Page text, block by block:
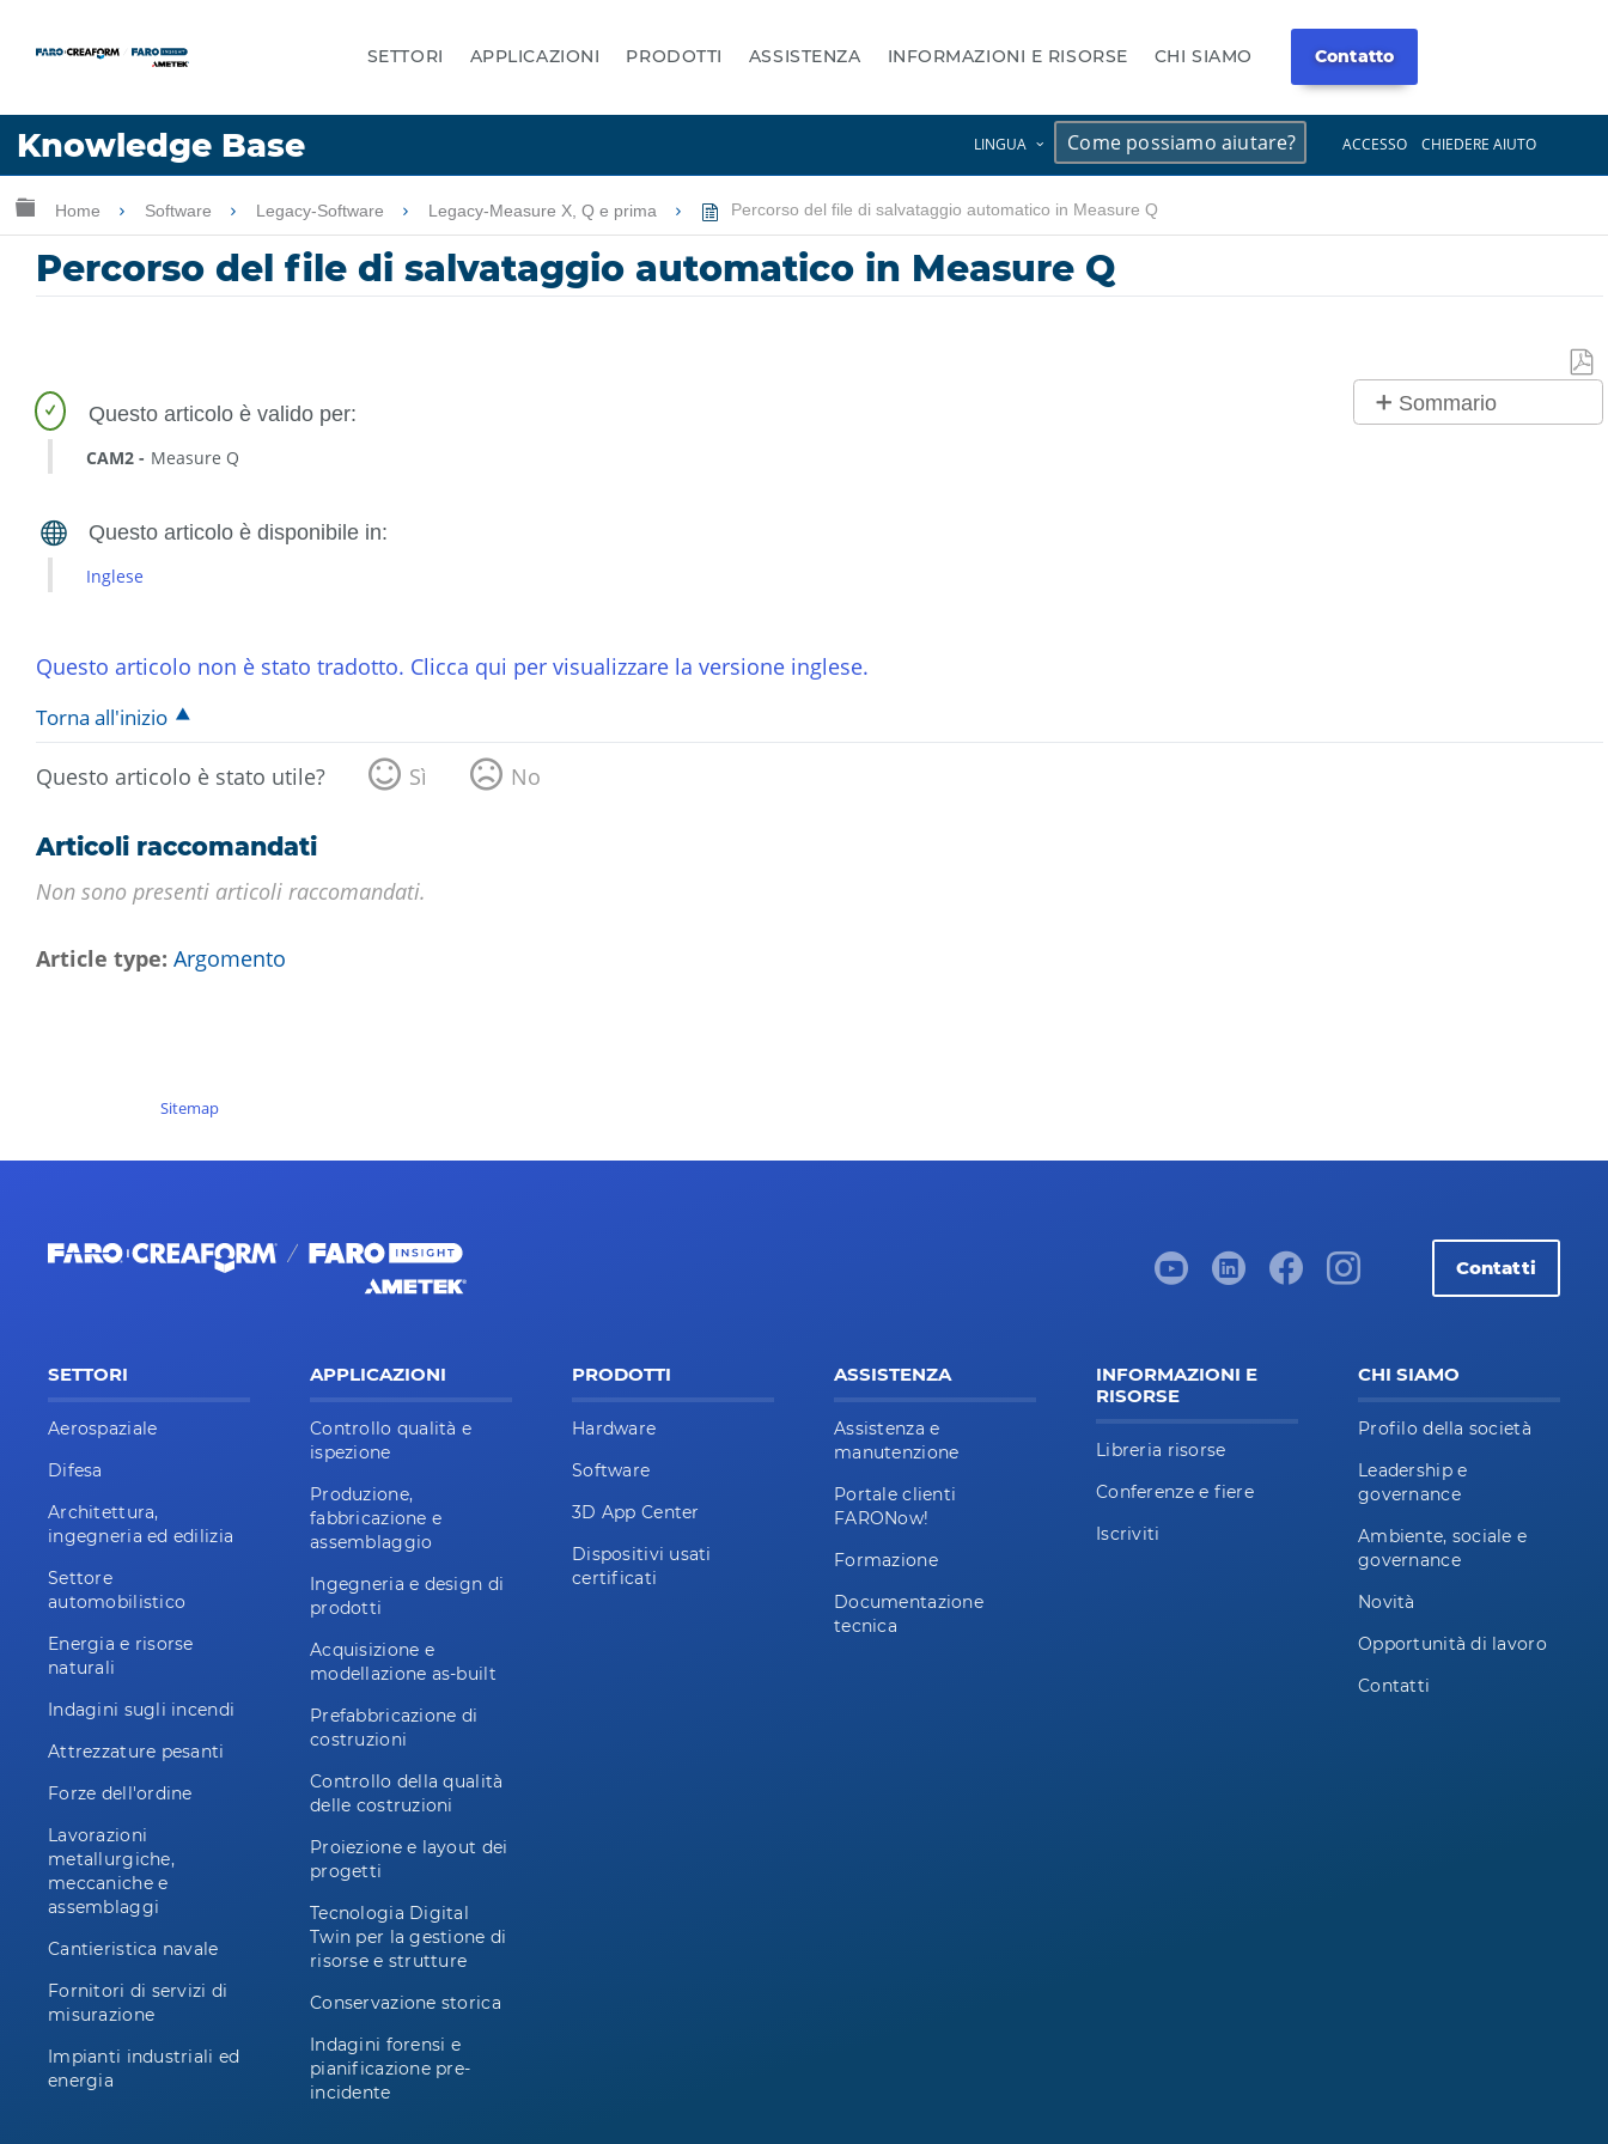
SETTORI APPLICAZIONI PRODOTTI ASSISTENZA INFORMAZIONI E RISORSE CHI SIAMO Contatto
Knowledge Base LINGUA ACCESSO CHIEDERE AIUTO
Lingua
Ingrandisci/riduci gerarchia globale
Home Software Legacy-Software Legacy-Measure X, Q e prima Percorso del file di salvataggio automatico in Measure Q
Percorso del file di salvataggio automatico in Measure Q
Sommario
CAM2 Measure Q
Inglese
Questo articolo non è stato tradotto. Clicca qui per visualizzare la versione inglese.
Torna all'inizio
Questo articolo è stato utile? Sì No
Articoli raccomandati
Non sono presenti articoli raccomandati.
Article type Argomento
Sitemap
Contatti
SETTORI
Aerospaziale
Difesa
Architettura,
ingegneria ed edilizia
Settore
automobilistico
Energia e risorse
naturali
Indagini sugli incendi
Attrezzature pesanti
Forze dell'ordine
Lavorazioni
metallurgiche,
meccaniche e
assemblaggi
Cantieristica navale
Fornitori di servizi di
misurazione
Impianti industriali ed
energia
APPLICAZIONI
Controllo qualità e
ispezione
Produzione,
fabbricazione e
assemblaggio
Ingegneria e design di
prodotti
Acquisizione e
modellazione as-built
Prefabbricazione di
costruzioni
Controllo della qualità
delle costruzioni
Proiezione e layout dei
progetti
Tecnologia Digital
Twin per la gestione di
risorse e strutture
Conservazione storica
Indagini forensi e
pianificazione pre-
incidente
PRODOTTI
Hardware
Software
3D App Center
Dispositivi usati
certificati
ASSISTENZA
Assistenza e
manutenzione
Portale clienti
FARONow!
Formazione
Documentazione
tecnica
INFORMAZIONI E
RISORSE
Libreria risorse
Conferenze e fiere
Iscriviti
CHI SIAMO
Profilo della società
Leadership e
governance
Ambiente, sociale e
governance
Novità
Opportunità di lavoro
Contatti